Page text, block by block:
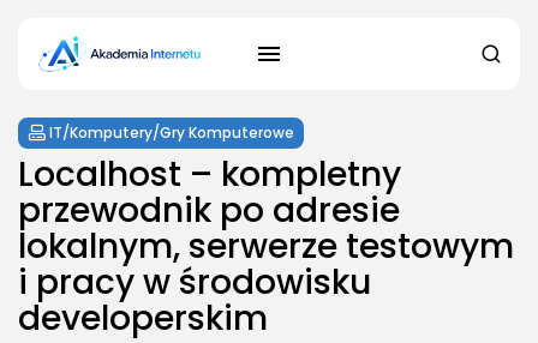
IT/Komputery/Gry Komputerowe
Localhost – kompletny
przewodnik po adresie
lokalnym, serwerze testowym
i pracy w środowisku
developerskim